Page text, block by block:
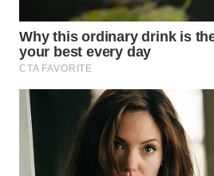
WN
KARO
SIMALUNGUN